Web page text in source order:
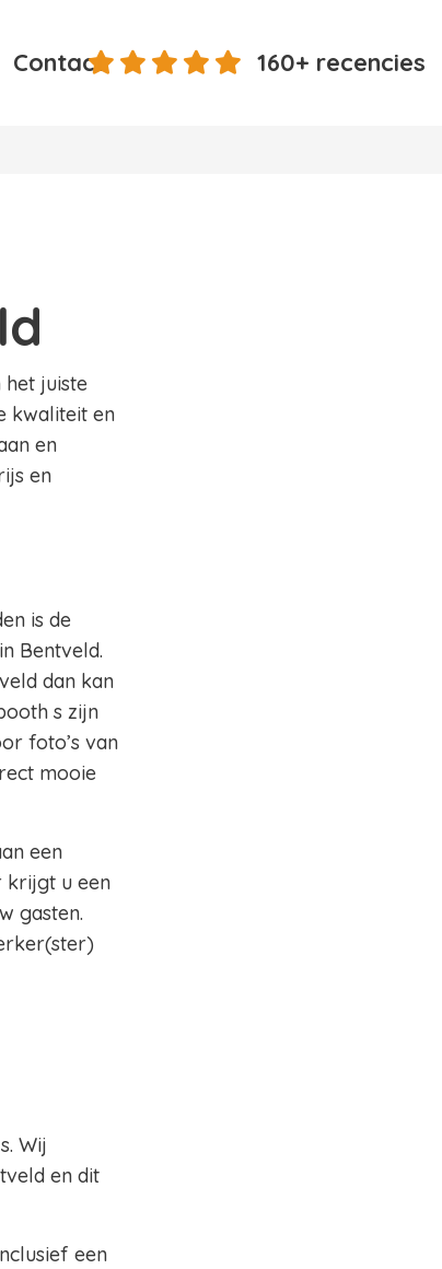
Contact 160+ recencies
het juiste
kwaliteit en
en
en
is de
Bentveld.
dan kan
s zijn
foto’s van
mooie
een
krijgt u een
gasten.
Wij
en dit
een